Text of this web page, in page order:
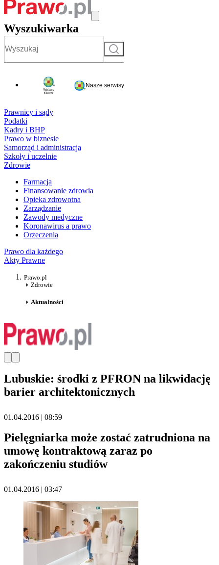
Wyszukiwarka
Szukaj
Nasze serwisy
Prawnicy i sądy
Podatki
Kadry i BHP
Prawo w biznesie
Samorząd i administracja
Szkoły i uczelnie
Zdrowie
Farmacja
Finansowanie zdrowia
Opieka zdrowotna
Zarządzanie
Zawody medyczne
Koronawirus a prawo
Orzeczenia
Prawo dla każdego
Akty Prawne
Prawo.pl
Zdrowie
Aktualności
Lubuskie: środki z PFRON na likwidację
barier architektonicznych
01.04.2016 | 08:59
Pielęgniarka może zostać zatrudniona na
umowę kontraktową zaraz po
zakończeniu studiów
01.04.2016 | 03:47